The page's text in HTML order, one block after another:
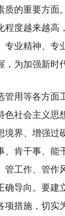
的重要方
度越来越
业精神、
为加强新时
等各方面
社会主义
界、增强
肯干事、
工作、管
导向。要建
措施，切